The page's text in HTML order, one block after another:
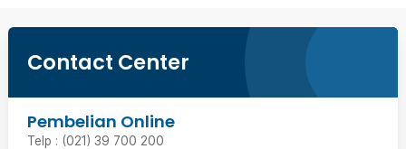
Contact Center
Pembelian Online
Telp : (021) 39 700 200